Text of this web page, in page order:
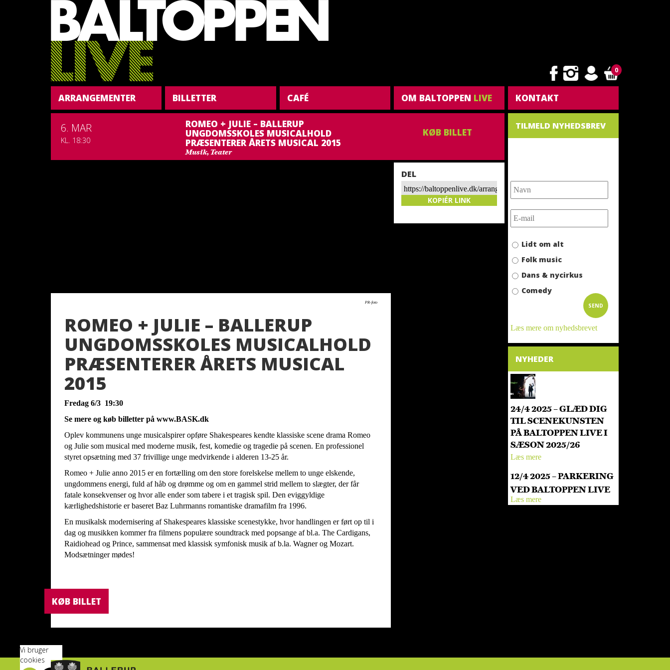
0
ARRANGEMENTER BILLETTER CAFÉ OM BALTOPPEN LIVE KONTAKT
6. MAR
KL. 18:30
ROMEO + JULIE – BALLERUP
UNGDOMSSKOLES MUSICALHOLD
PRÆSENTERER ÅRETS MUSICAL 2015
Musik, Teater
KØB BILLET
PR-foto
ROMEO + JULIE – BALLERUP
UNGDOMSSKOLES MUSICALHOLD
PRÆSENTERER ÅRETS MUSICAL
2015
Fredag 6/3 19:30
Se mere og køb billetter på www.BASK.dk
Oplev kommunens unge musicalspirer opføre Shakespeares kendte klassiske scene drama Romeo
og Julie som musical med moderne musik, fest, komedie og tragedie på scenen. En professionel
styret opsætning med 37 frivillige unge medvirkende i alderen 13-25 år.
Romeo + Julie anno 2015 er en fortælling om den store forelskelse mellem to unge elskende,
ungdommens energi, fuld af håb og drømme og om en gammel strid mellem to slægter, der får
fatale konsekvenser og hvor alle ender som tabere i et tragisk spil. Den eviggyldige
kærlighedshistorie er baseret Baz Luhrmanns romantiske dramafilm fra 1996.
En musikalsk modernisering af Shakespeares klassiske scenestykke, hvor handlingen er ført op til i
dag og musikken kommer fra filmens populære soundtrack med popsange af bl.a. The Cardigans,
Raidiohead og Prince, sammensat med klassisk symfonisk musik af b.la. Wagner og Mozart.
Modsætninger mødes!
KØB BILLET
DEL
https://baltoppenlive.dk/arrangement/romeo-
julie-ballerup-
musicalhold-praesenterer-
KOPIÉR LINK
TILMELD NYHEDSBREV
Lidt om alt
Folk music
Dans & nycirkus
Comedy
Læs mere om nyhedsbrevet
NYHEDER
24/4 2025 – GLÆD DIG
TIL SCENEKUNSTEN
PÅ BALTOPPEN LIVE I
SÆSON 2025/26
Læs mere
12/4 2025 – PARKERING
VED BALTOPPEN LIVE
Læs mere
Vi bruger
cookies